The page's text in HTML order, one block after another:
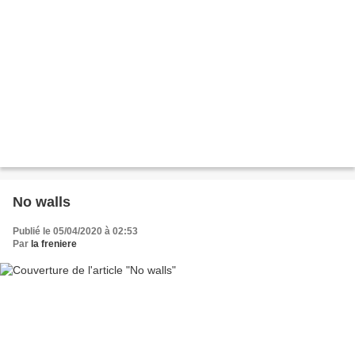
No walls
Publié le 05/04/2020 à 02:53
Par la freniere